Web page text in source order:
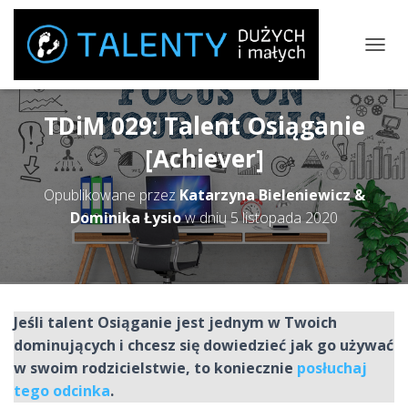
Z
E
Ł
Ą
Z
N
A
W
I
G
A
TDiM 029: Talent Osiąganie
[Achiever]
Opublikowane przez Katarzyna Bieleniewicz &
Dominika Łysiow dniu5 listopada 2020
Jeśli talent Osiąganie jest jednym w Twoich
dominujących i chcesz się dowiedzieć jak go używać
w swoim rodzicielstwie, to koniecznie posłuchaj
tego odcinka.